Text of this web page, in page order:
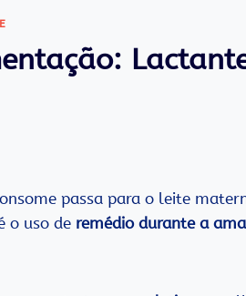
passa para o leite
o uso de remédio durante a